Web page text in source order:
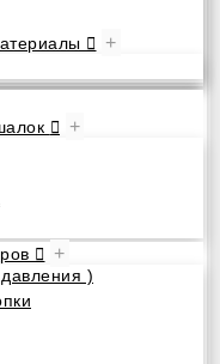
+
+
+
)